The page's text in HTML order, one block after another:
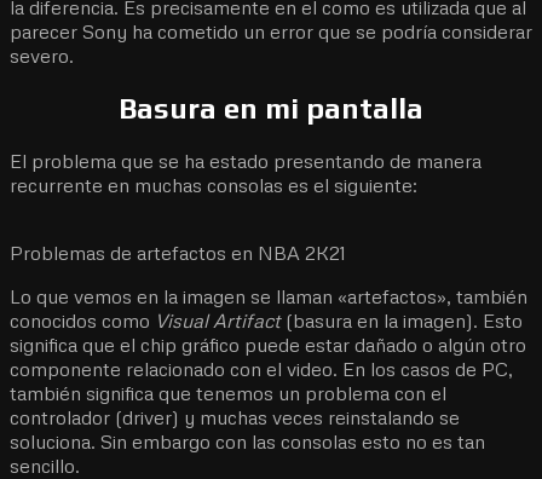
la diferencia. Es precisamente en el como es utilizada que al
parecer Sony ha cometido un error que se podría considerar
severo.
Basura en mi pantalla
El problema que se ha estado presentando de manera
recurrente en muchas consolas es el siguiente:
Problemas de artefactos en NBA 2K21
Lo que vemos en la imagen se llaman «artefactos», también
conocidos como Visual Artifact(basura en la imagen). Esto
significa que el chip gráfico puede estar dañado o algún otro
componente relacionado con el video. En los casos de PC,
también significa que tenemos un problema con el
controlador (driver) y muchas veces reinstalando se
soluciona. Sin embargo con las consolas esto no es tan
sencillo.